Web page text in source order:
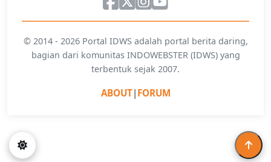
© 2014 - 2026 Portal IDWS adalah portal berita daring,
bagian dari komunitas INDOWEBSTER (IDWS) yang
terbentuk sejak 2007.
ABOUT| FORUM